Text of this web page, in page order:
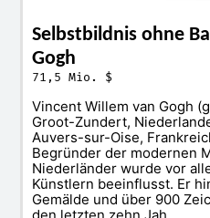
Selbstbildnis ohne
Gogh
71,5 Mio. $
Vincent Willem van Gogh
Groot-Zundert,
Auvers-sur-Oise,
Begründer der modernen
Niederländer wurde vor
Künstlern beeinflusst. Er
Gemälde und über 900